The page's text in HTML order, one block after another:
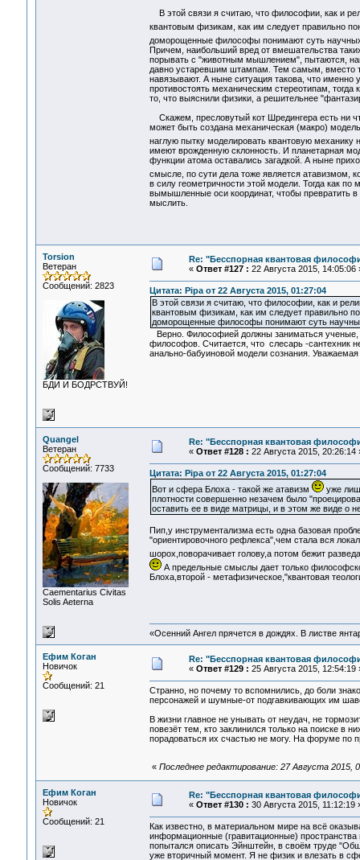
В этой связи я считаю, что философии, как и
квантовым физикам, как им следует правильно
доморощенные философы понимают суть научных
Причем, наибольший вред от вмешательства
порывать с "животным мышлением", пытаются,
давно устаревшим штампам. Тем самым, вместо
навязывают. А ныне ситуация такова, что
противостоять механическим стереотипам,
то, что выяснили физики, а решительнее
Скажем, пресловутый кот Шредингера есть ни
может быть создана механическая (макро)
наглую пытку моделировать квантовую механику
имеют врожденную склонность. И планетарная
функции атома оставались загадкой. А ныне
смысле, по сути дела тоже является атавизмом,
в силу геометричности этой модели. Тогда как
вымышленные оси координат, чтобы превратить
мыслить.
Torsion
Ветеран
Сообщений: 2823
БДИ И БОДРСТВУЙ!
Re: "Бесспорная квантовая
« Ответ #127 : 22 Августа 2015, 14:05:06
Цитата: Pipa от 22 Августа 2015, 01:27:04
В этой связи я считаю, что философии, как и
квантовым физикам, как им следует правильно
доморощенные философы понимают суть
Верно. Философией должны заниматься ученые,
философов. Считается, что слесарь -сантехник
анально-бабуиновой модели сознания.
Quangel
Ветеран
Сообщений: 7733
Сaementarius Civitas
Solis Aeterna
Re: "Бесспорная квантовая
« Ответ #128 : 22 Августа 2015, 20:26:14
Цитата: Pipa от 22 Августа 2015, 01:27:04
Вот и сфера Блоха - такой же атавизм
уже
плотности совершенно незачем было
оставить ее в виде матрицы, и в этом же виде о
Пип,у инструментализма есть одна базовая
"ориентировочного рефлекса",чем стала вся
шорох,поворачивает голову,а потом бежит
А предельные смыслы дает только
Блоха,второй - метафизическое,"квантовая
«Осенний Ангел прячется в дождях. В листве
Ефим Коган
Новичок
Сообщений: 21
Re: "Бесспорная квантовая
« Ответ #129 : 25 Августа 2015, 12:54:19
Странно, но почему то вспомнились, до боли
персонажей и шумные-от подгавкивающих им
В жизни главное не унывать от неудач, не
повезёт тем, кто заклинился только на поиске
порадоваться их счастью не могу. На
« Последнее редактирование: 27 Августа 2015,
Ефим Коган
Новичок
Сообщений: 21
Re: "Бесспорная квантовая
« Ответ #130 : 30 Августа 2015, 11:12:19
Как известно, в материальном мире на всё
информационные (гравитационные)
попытался описать Эйнштейн, в своём труде
уже вторичный момент. Я не физик и влезать в